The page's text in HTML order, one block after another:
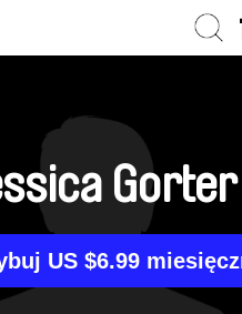
Gorter
US $6.99